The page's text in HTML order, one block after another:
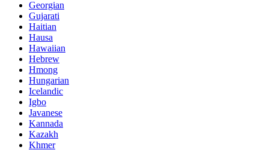
Georgian
Gujarati
Haitian
Hausa
Hawaiian
Hebrew
Hmong
Hungarian
Icelandic
Igbo
Javanese
Kannada
Kazakh
Khmer